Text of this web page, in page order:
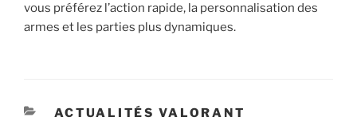
vous préférez l’action rapide, la personnalisation des
armes et les parties plus dynamiques.
CATÉGORIES
ACTUALITÉS VALORANT